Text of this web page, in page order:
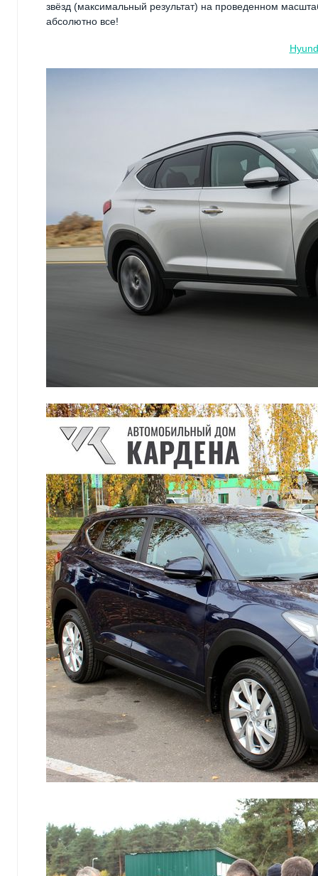
звёзд (максимальный результат) на проведенном
абсолютно все!